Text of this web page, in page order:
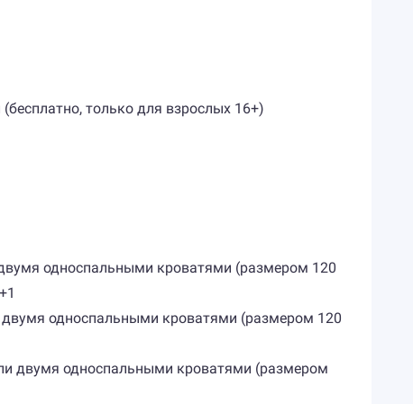
только для взрослых 16+)
односпальными кроватями (размером 120
односпальными кроватями (размером 120
двумя односпальными кроватями (размером